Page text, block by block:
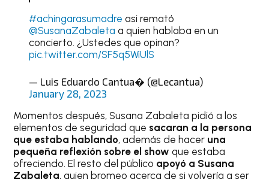
#achingarasumadre asi remató
@SusanaZabaleta a quien hablaba en un
concierto. ¿Ustedes que opinan?
pic.twitter.com/SF5q5WiUlS
— Luis Eduardo Cantua� (@Lecantua)
January 28, 2023
Momentos después, Susana Zabaleta pidió a los
elementos de seguridad que sacaran a la persona
que estaba hablando, además de hacer una
pequeña reflexión sobre el show que estaba
ofreciendo. El resto del público apoyó a Susana
Zabaleta, quien bromeo acerca de si volvería a ser